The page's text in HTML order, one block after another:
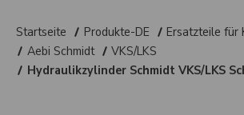
Startseite Produkte-DE
Ersatzteile für
Aebi Schmidt
VKS/LKS
Hydraulikzylinder Schmidt VKS/LKS